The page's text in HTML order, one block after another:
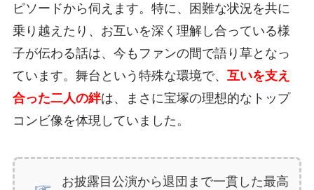
ピソードから伺えます。特に、困難な状況を共に
乗り越えたり、お互いを深く理解し合っている様
子が伝わる話は、今もファンの間で語り草となっ
ています。舞台という特殊な環境で、 互いを支え
合った二人の絆は、まさに宝塚の理想的なトップ
コンビ像を体現していました。
お披露目公演から退団まで一貫した最高